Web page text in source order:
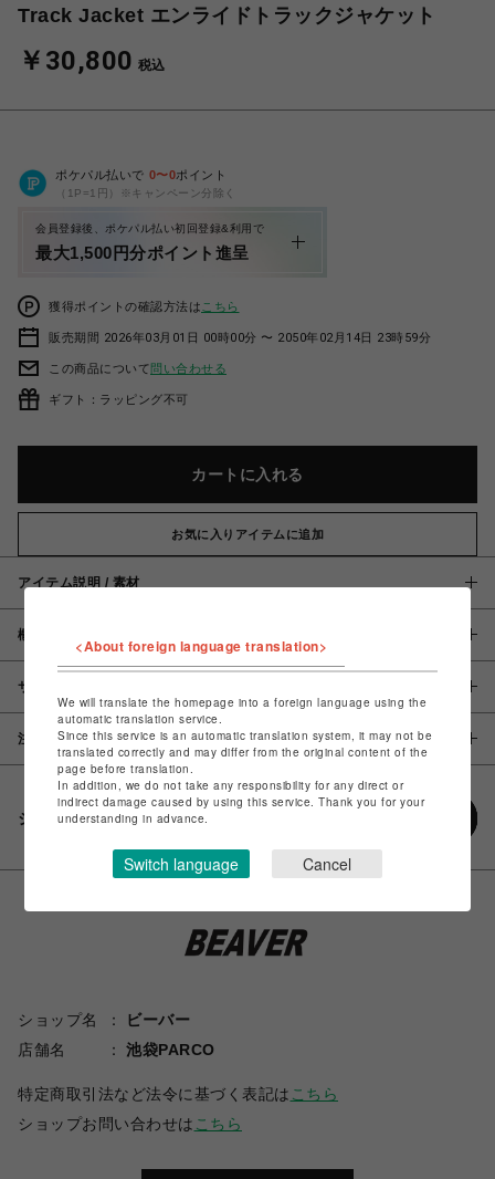
Track Jacket エンライドトラックジャケット
￥30,800 税込
ポケパル払いで 0〜0ポイント
（1P=1円）※キャンペーン分除く
会員登録後、ポケパル払い初回登録&利用で
最大1,500円分ポイント進呈
獲得ポイントの確認方法は こちら
販売期間 2026年03月01日 00時00分 〜 2050年02月14日 23時59分
この商品について問い合わせる
ギフト：ラッピング不可
カートに入れる
お気に入りアイテムに追加
アイテム説明 / 素材
概要
サイズ
注意事項
シェアする
ショップ名
ビーバー
店舗名
池袋PARCO
特定商取引法など法令に基づく表記は こちら
ショップお問い合わせは こちら
<About foreign language translation>
We will translate the homepage into a foreign language using the
automatic translation service.
Since this service is an automatic translation system, it may not be
translated correctly and may differ from the original content of the
page before translation.
In addition, we do not take any responsibility for any direct or
indirect damage caused by using this service. Thank you for your
understanding in advance.
Switch language Cancel